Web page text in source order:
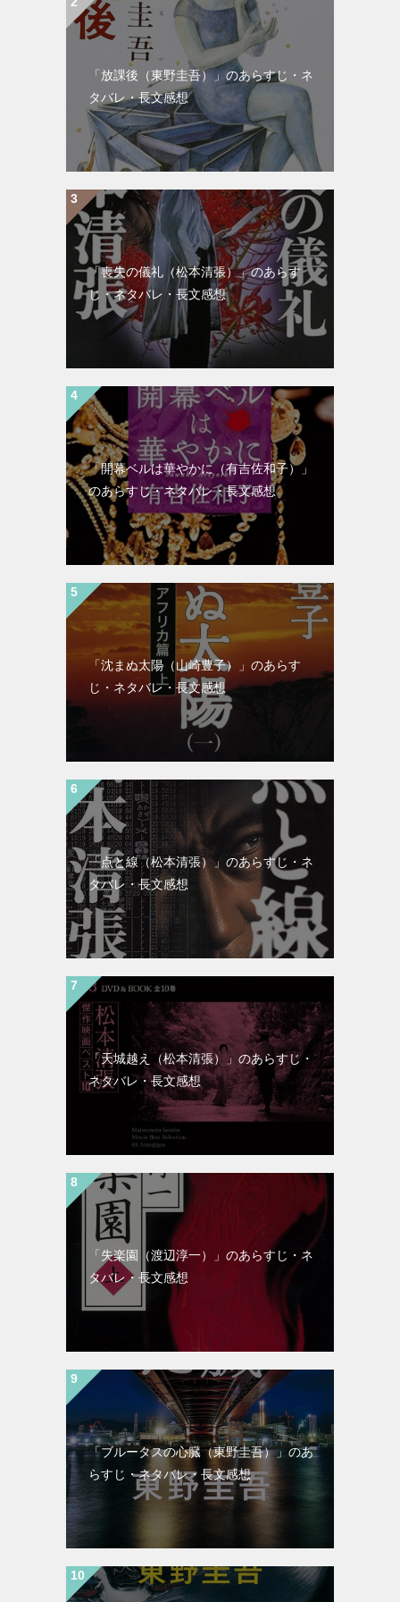
「放課後（東野圭吾）」のあらすじ・ネ
タバレ・長文感想
「喪失の儀礼（松本清張）」のあらす
じ・ネタバレ・長文感想
「開幕ベルは華やかに（有吉佐和子）」
のあらすじ・ネタバレ・長文感想
「沈まぬ太陽（山崎豊子）」のあらす
じ・ネタバレ・長文感想
「点と線（松本清張）」のあらすじ・ネ
タバレ・長文感想
「天城越え（松本清張）」のあらすじ・
ネタバレ・長文感想
「失楽園（渡辺淳一）」のあらすじ・ネ
タバレ・長文感想
「ブルータスの心臓（東野圭吾）」のあ
らすじ・ネタバレ・長文感想